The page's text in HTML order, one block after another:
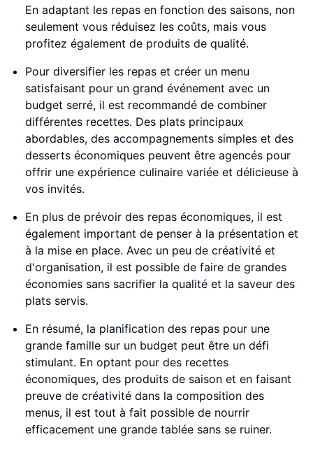
En adaptant les repas en fonction des saisons, non
seulement vous réduisez les coûts, mais vous
profitez également de produits de qualité.
Pour diversifier les repas et créer un menu
satisfaisant pour un grand événement avec un
budget serré, il est recommandé de combiner
différentes recettes. Des plats principaux
abordables, des accompagnements simples et des
desserts économiques peuvent être agencés pour
offrir une expérience culinaire variée et délicieuse à
vos invités.
En plus de prévoir des repas économiques, il est
également important de penser à la présentation et
à la mise en place. Avec un peu de créativité et
d'organisation, il est possible de faire de grandes
économies sans sacrifier la qualité et la saveur des
plats servis.
En résumé, la planification des repas pour une
grande famille sur un budget peut être un défi
stimulant. En optant pour des recettes
économiques, des produits de saison et en faisant
preuve de créativité dans la composition des
menus, il est tout à fait possible de nourrir
efficacement une grande tablée sans se ruiner.